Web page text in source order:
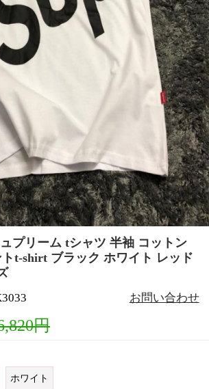
プリーム tシャツ 半袖 コットン
t-shirt ブラック ホワイト レッド
お問い合わせ
円
ホワイト